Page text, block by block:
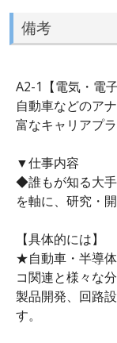
備考
A2-1【電気・電
自動車などのア
富なキャリアプ
▼仕事内容
◆誰もが知る大
を軸に、研究・
【具体的には】
★自動車・半導
コ関連と様々な
製品開発、回路
す。